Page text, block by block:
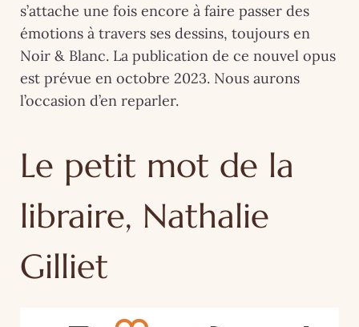
s’attache une fois encore à faire passer des
émotions à travers ses dessins, toujours en
Noir & Blanc. La publication de ce nouvel opus
est prévue en octobre 2023. Nous aurons
l’occasion d’en reparler.
Le petit mot de la
libraire, Nathalie
Gilliet